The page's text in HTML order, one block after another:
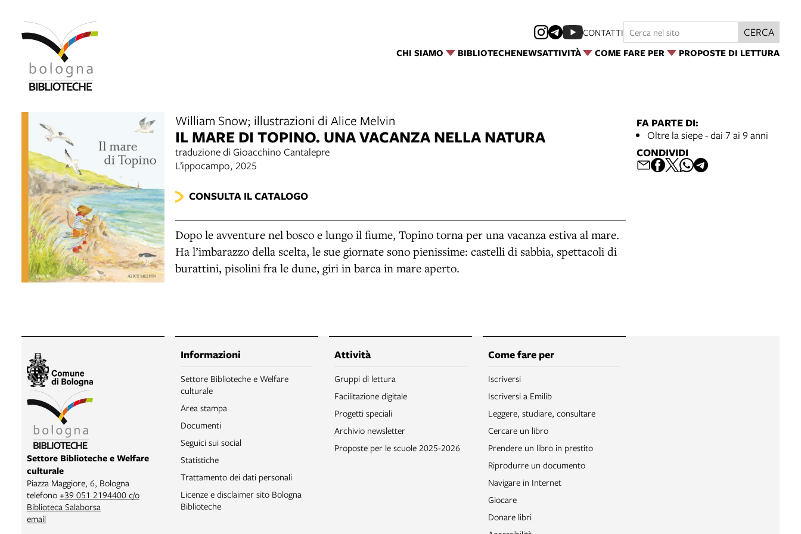
CHI SIAMO BIBLIOTECHENEWSATTIVITÀ COME FARE PER PROPOSTE DI LETTURA
CONTATTI CERCA
William Snow; illustrazioni di Alice Melvin
IL MARE DI TOPINO. UNA VACANZA NELLA NATURA
traduzione di Gioacchino Cantalepre
L’ippocampo, 2025
CONSULTA IL CATALOGO
Dopo le avventure nel bosco e lungo il fiume, Topino torna per una vacanza estiva al mare.
Ha l’imbarazzo della scelta, le sue giornate sono pienissime: castelli di sabbia, spettacoli di
burattini, pisolini fra le dune, giri in barca in mare aperto.
FA PARTE DI:
Oltre la siepe - dai 7 ai 9 anni
CONDIVIDI
Settore Biblioteche e Welfare
culturale
Piazza Maggiore, 6, Bologna
telefono +39 051 2194400 c/o
Biblioteca Salaborsa
email
Informazioni
Settore Biblioteche e Welfare
culturale
Area stampa
Documenti
Seguici sui social
Statistiche
Trattamento dei dati personali
Licenze e disclaimer sito Bologna
Biblioteche
Attività
Gruppi di lettura
Facilitazione digitale
Progetti speciali
Archivio newsletter
Proposte per le scuole 2025-2026
Come fare per
Iscriversi
Iscriversi a Emilib
Leggere, studiare, consultare
Cercare un libro
Prendere un libro in prestito
Riprodurre un documento
Navigare in Internet
Giocare
Donare libri